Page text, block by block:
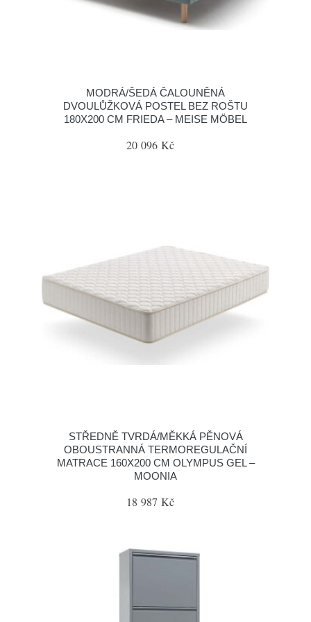
MODRÁ/ŠEDÁ ČALOUNĚNÁ
DVOULŮŽKOVÁ POSTEL BEZ ROŠTU
180X200 CM FRIEDA – MEISE MÖBEL
20 096 Kč
STŘEDNĚ TVRDÁ/MĚKKÁ PĚNOVÁ
OBOUSTRANNÁ TERMOREGULAČNÍ
MATRACE 160X200 CM OLYMPUS GEL –
MOONIA
18 987 Kč